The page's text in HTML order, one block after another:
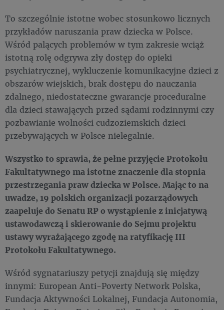
To szczególnie istotne wobec stosunkowo licznych
przykładów naruszania praw dziecka w Polsce.
Wśród palących problemów w tym zakresie wciąż
istotną rolę odgrywa zły dostęp do opieki
psychiatrycznej, wykluczenie komunikacyjne dzieci z
obszarów wiejskich, brak dostępu do nauczania
zdalnego, niedostateczne gwarancje proceduralne
dla dzieci stawających przed sądami rodzinnymi czy
pozbawianie wolności cudzoziemskich dzieci
przebywających w Polsce nielegalnie.
Wszystko to sprawia, że pełne przyjęcie Protokołu
Fakultatywnego ma istotne znaczenie dla stopnia
przestrzegania praw dziecka w Polsce. Mając to na
uwadze, 19 polskich organizacji pozarządowych
zaapeluje do Senatu RP o wystąpienie z inicjatywą
ustawodawczą i skierowanie do Sejmu projektu
ustawy wyrażającego zgodę na ratyfikację III
Protokołu Fakultatywnego.
Wśród sygnatariuszy petycji znajdują się między
innymi: European Anti-Poverty Network Polska,
Fundacja Aktywności Lokalnej, Fundacja Autonomia,